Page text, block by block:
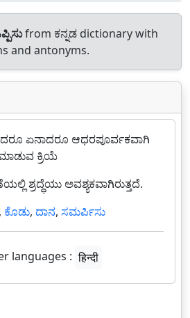
from ಕನ್ನಡ dictionary with
and antonyms.
ಏನಾದರೂ ಆಧರಪೂರ್ವಕವಾಗಿ
ಕ್ರಿಯೆ
ಶ್ರದ್ಧೆಯು ಅವಶ್ಯಕವಾಗಿರುತ್ತದೆ.
, ಕೊಡು, ದಾನ, ಸಮರ್ಪಿಸು
languages : हिन्दी